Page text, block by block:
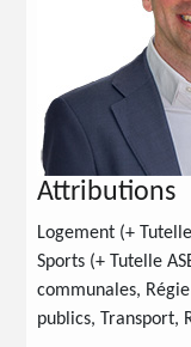
Attributions
Logement (+
Sports (+ Tutelle
communales,
publics, Transport,